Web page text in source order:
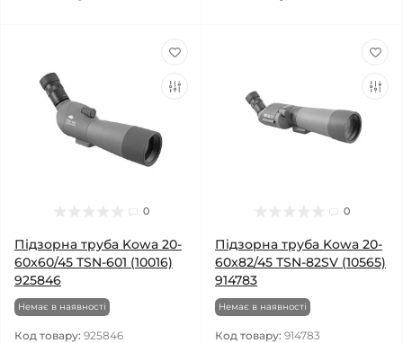
0
Підзорна труба Kowa 20-
60x60/45 TSN-601 (10016)
925846
Немає в наявності
Код товару: 925846
0
Підзорна труба Kowa 20-
60x82/45 TSN-82SV (10565)
914783
Немає в наявності
Код товару: 914783